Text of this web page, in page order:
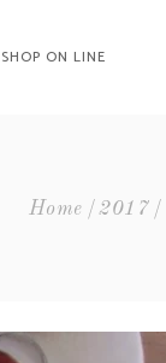
SHOP ON LINE
Home 2017